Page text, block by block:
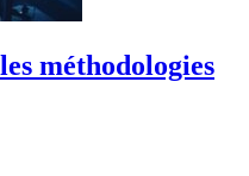
méthodologies